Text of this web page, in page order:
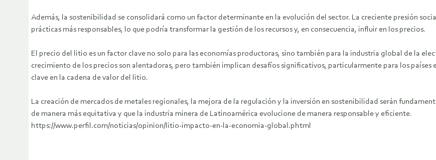
Además, la sostenibilidad se consolidará como un factor determinante en la evolución del sector. La creciente presión
prácticas más responsables, lo que podría transformar la gestión de los recursos y, en consecuencia, influir en los precios.
El precio del litio es un factor clave no solo para las economías productoras, sino también para la industria global de la
crecimiento de los precios son alentadoras, pero también implican desafíos significativos, particularmente para los países
clave en la cadena de valor del litio.
La creación de mercados de metales regionales, la mejora de la regulación y la inversión en sostenibilidad serán
de manera más equitativa y que la industria minera de Latinoamérica evolucione de manera responsable y eficiente.
https://www.perfil.com/noticias/opinion/litio-impacto-en-la-economia-global.phtml